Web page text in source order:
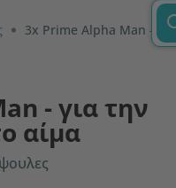
- για την
αίμα